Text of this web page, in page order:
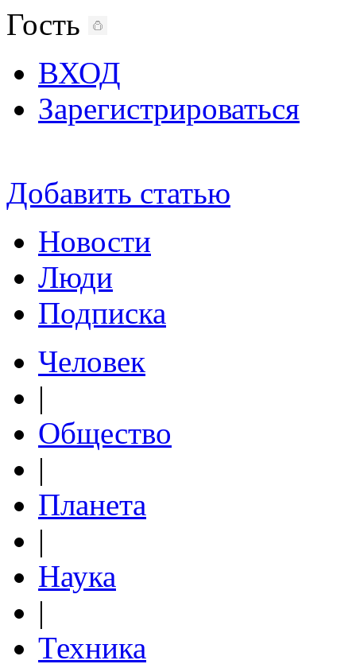
Гость
ВХОД
Зарегистрироваться
Добавить статью
Новости
Люди
Подписка
Человек
|
Общество
|
Планета
|
Наука
|
Техника